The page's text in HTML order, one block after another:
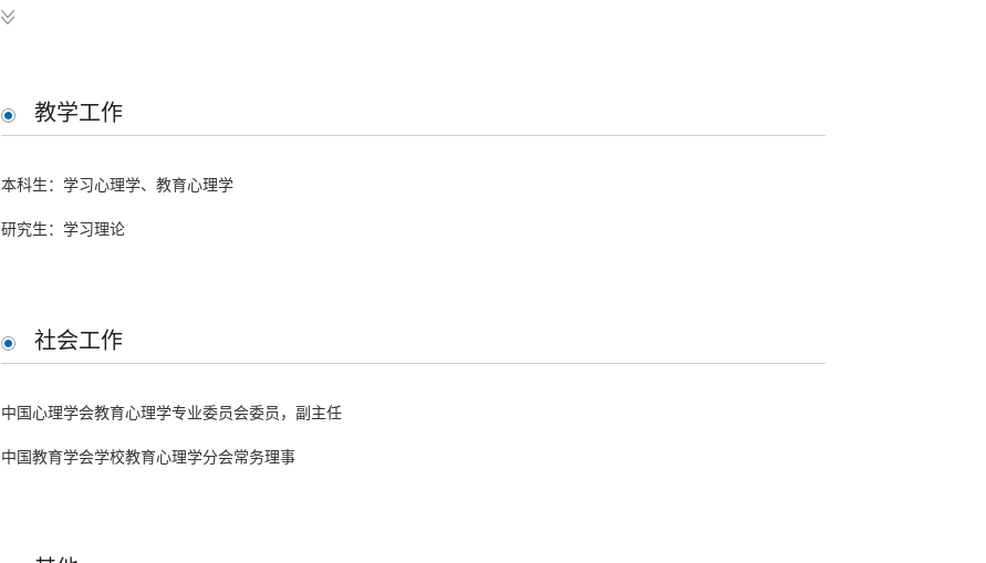
2000-2003 世行贷款项目：“新世纪高等教育教学改革工程——心理学课程体系、教学内容、教学手段、实验体系的改革
2000—2002 国家基础教育课程改革项目“建立促进教师成长和学生发展的评价体系的研究”二级项目“提高教师为迁移而教
2001年学习心理学北京市高等教育精品教材建设立项
2002—2004 整合课程内容，促进学生迁移的教学研究（01JAXLX008），教育部人文社会科学研究“十五”规划研究项目
2003 初中毕业和高中招生制度改革项目（面向21世纪教育振兴行动计划，主持人：车宏生）
2005—2006 北京市职业学校学生学习经验调查，北京市教委教育调查委托课题
2006—2009 北京市职业学校学生学习的心理规律研究北京市哲学社会科学“十一五”规划重点项目2008—2010 北京市海
教学工作
本科生：学习心理学、教育心理学
研究生：学习理论
社会工作
中国心理学会教育心理学专业委员会委员，副主任
中国教育学会学校教育心理学分会常务理事